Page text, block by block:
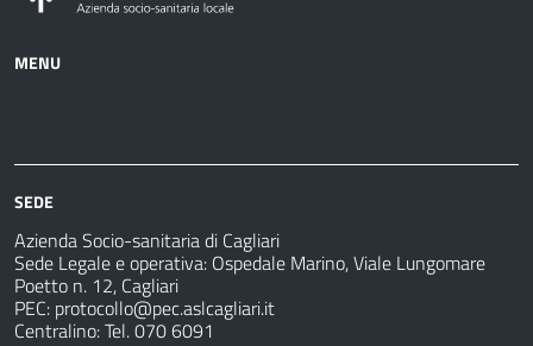
MENU
sanitarie
fare
SEDE
Azienda Socio-sanitaria di Cagliari
Sede Legale e operativa: Ospedale Marino, Viale Lungomare
Poetto n. 12, Cagliari
PEC: protocollo@pec.aslcagliari.it
Centralino: Tel. 070 6091